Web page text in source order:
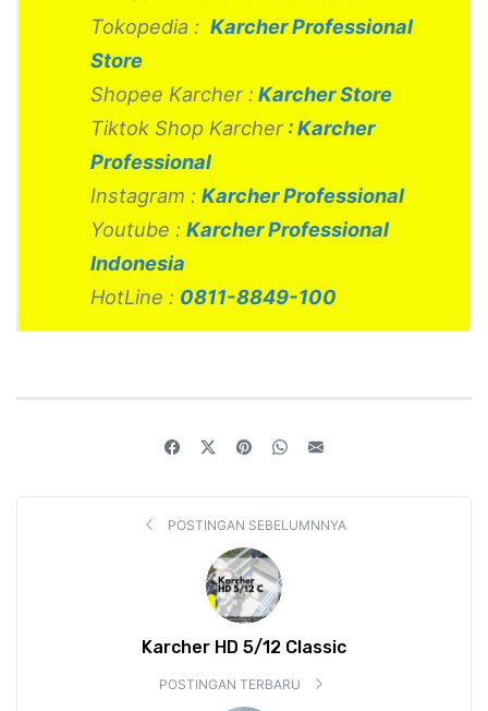
Tokopedia : Karcher Professional
Store
Shopee Karcher : Karcher Store
Tiktok Shop Karcher :Karcher
Professional
Instagram : Karcher Professional
Youtube : Karcher Professional
Indonesia
HotLine : 0811-8849-100
POSTINGAN SEBELUMNNYA
Karcher HD 5/12 Classic
POSTINGAN TERBARU